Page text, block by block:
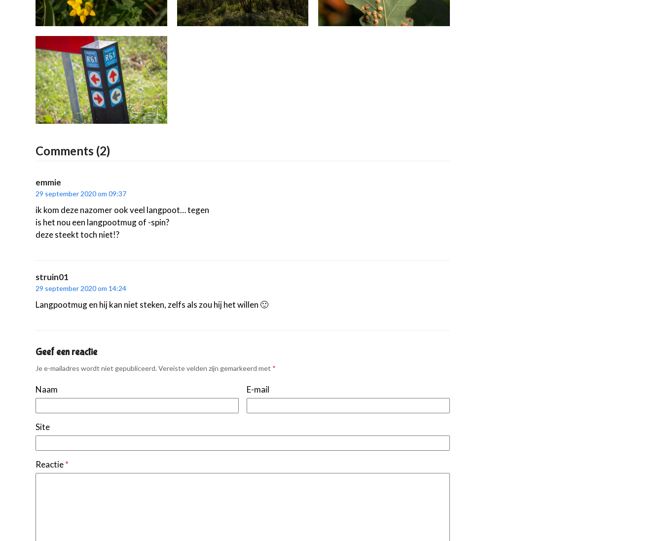
Comments (2)
emmie
29 september 2020 om 09:37
ik kom deze nazomer ook veel langpoot… tegen
is het nou een langpootmug of -spin?
deze steekt toch niet!?
struin01
29 september 2020 om 14:24
Langpootmug en hij kan niet steken, zelfs als zou hij het willen 🙂
Geef een reactie
Je e-mailadres wordt niet gepubliceerd. Vereiste velden zijn gemarkeerd met *
Naam E-mail
Site
Reactie*